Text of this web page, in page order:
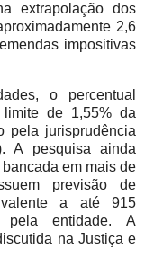
extrapolação dos
2,6
impositivas
o percentual
de 1,55% da
pela jurisprudência
A pesquisa ainda
em mais de
previsão de
a até 915
pela entidade. A
na Justiça e